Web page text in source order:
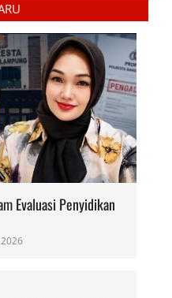
Evaluasi Penyidikan